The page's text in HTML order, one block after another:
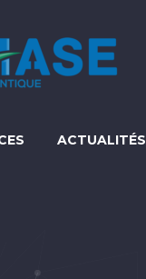
ACTUALITÉS